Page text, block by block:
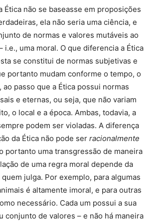
Ética não se baseasse em proposições
ela não seria uma ciência, e
de normas e valores mutáveis ao
i.e., uma moral. O que diferencia a Ética
se constitui de normas subjetivas e
portanto mudam conforme o tempo, o
ao passo que a Ética possui normas
e eternas, ou seja, que não variam
o local e a época. Ambas, todavia, a
podem ser violadas. A diferença
da Ética não pode ser racionalmente
portanto uma transgressão de maneira
de uma regra moral depende da
julga. Por exemplo, para algumas
é altamente imoral, e para outras
necessário. Cada um possui a sua
conjunto de valores – e não há maneira